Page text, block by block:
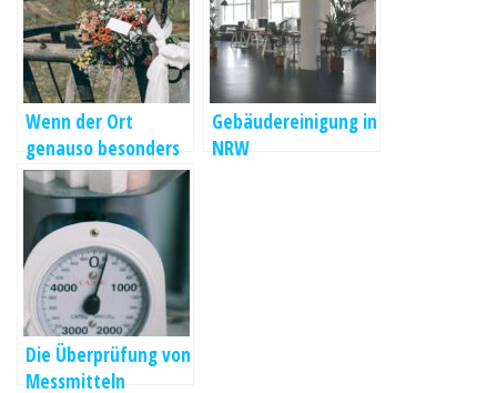
Wenn der Ort
genauso besonders
ist wie das Ja
Gebäudereinigung in
NRW
Die Überprüfung von
Messmitteln